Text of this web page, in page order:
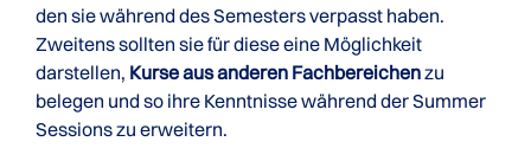
den sie während des Semesters verpasst haben.
Zweitens sollten sie für diese eine Möglichkeit
darstellen, Kurse aus anderen Fachbereichenzu
belegen und so ihre Kenntnisse während der Summer
Sessions zu erweitern.